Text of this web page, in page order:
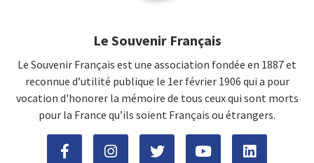
Le Souvenir Français
Le Souvenir Français est une association fondée en 1887 et
reconnue d’utilité publique le 1er février 1906 qui a pour
vocation d'honorer la mémoire de tous ceux qui sont morts
pour la France qu’ils soient Français ou étrangers.